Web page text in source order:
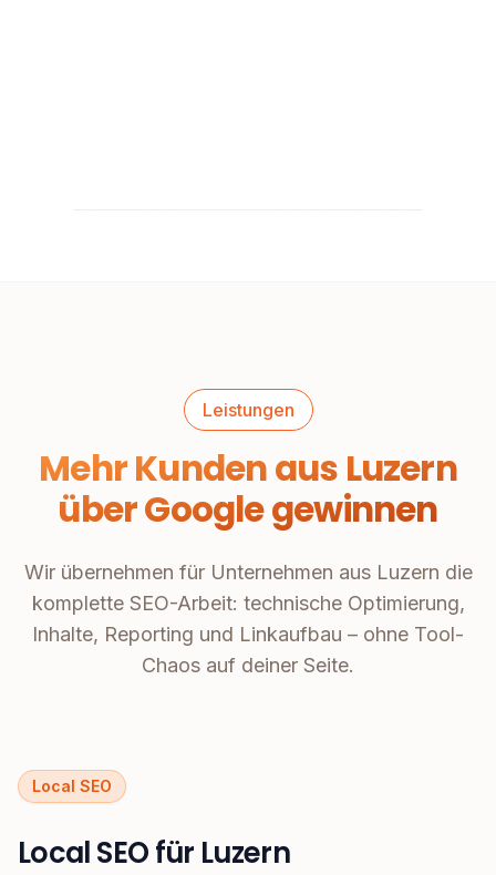
Leistungen
Mehr Kunden aus Luzern
über Google gewinnen
Wir übernehmen für Unternehmen aus Luzern die
komplette SEO-Arbeit: technische Optimierung,
Inhalte, Reporting und Linkaufbau – ohne Tool-
Chaos auf deiner Seite.
Local SEO
Local SEO für Luzern